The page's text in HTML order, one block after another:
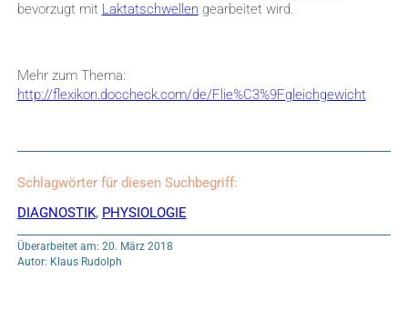
bevorzugt mit Laktatschwellen gearbeitet wird.
Mehr zum Thema:
http://flexikon.doccheck.com/de/Flie%C3%9Fgleichgewicht
Schlagwörter für diesen Suchbegriff:
DIAGNOSTIK, PHYSIOLOGIE
Überarbeitet am: 20. März 2018
Autor: Klaus Rudolph